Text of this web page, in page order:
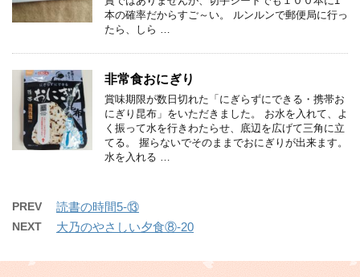
本の確率だからすご～い。 ルンルンで郵便局に行っ
たら、しら …
非常食おにぎり
賞味期限が数日切れた「にぎらずにできる・携帯お
にぎり昆布」をいただきました。 お水を入れて、よ
く振って水を行きわたらせ、底辺を広げて三角に立
てる。 握らないでそのままでおにぎりが出来ます。
水を入れる …
PREV 読書の時間5-⑬
NEXT 大乃のやさしい夕食⑧-20